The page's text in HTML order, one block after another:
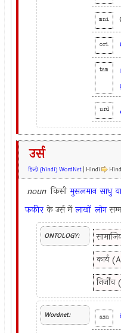
mni
ori
tam
urd
उर्स
हिन्दी (hindi) WordNet | Hindi
noun किसीमुसलमान साधु
फकीर के उर्स मेंलाखों लोग
ONTOLOGY:
कार्य
Wordnet: asm